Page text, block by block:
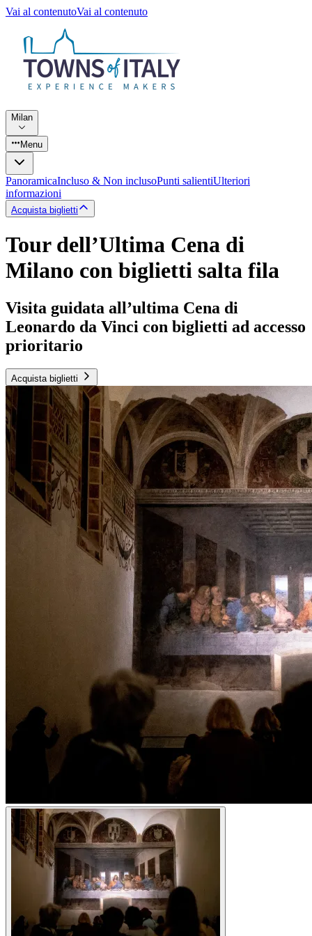
Vai al contenutoVai al contenuto
Milan
Menu
PanoramicaIncluso & Non inclusoPunti salientiUlteriori
informazioni
Acquista biglietti
Tour dell’Ultima Cena di
Milano con biglietti salta fila
Visita guidata all’ultima Cena di
Leonardo da Vinci con biglietti ad accesso
prioritario
Acquista biglietti